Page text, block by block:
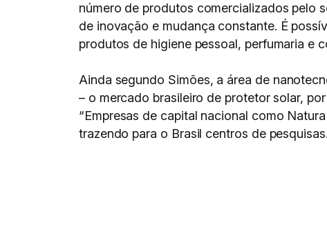
número de produtos comercializados pelo
de inovação e mudança constante. É
produtos de higiene pessoal, perfumaria e
Ainda segundo Simões, a área de
– o mercado brasileiro de protetor solar,
“Empresas de capital nacional como
trazendo para o Brasil centros de